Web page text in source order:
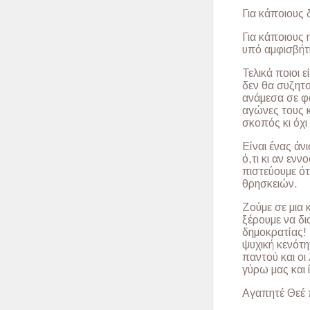
Για
Για κάποιους
υπό
Τελικά ποιοι
δεν θα
ανάμεσα σε
αγώνες τους
σκοπός κι
Είναι ένας
ό,τι κι αν
πιστεύουμε
θρησκειών.
Ζούμε σε μια
ξέρουμε να
ψυχική
παντού και
γύρω μας και
Αγαπητέ Θεέ